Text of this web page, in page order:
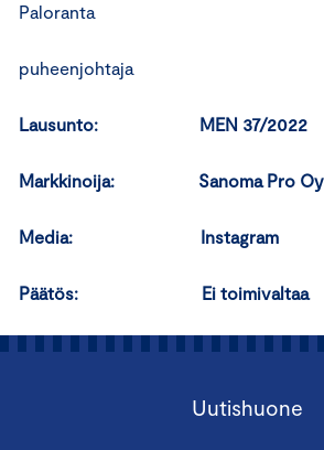
Paloranta
puheenjohtaja
Lausunto: MEN 37/2022
Markkinoija: Sanoma Pro Oy
Media: Instagram
Päätös: Ei toimivaltaa
Uutishuone